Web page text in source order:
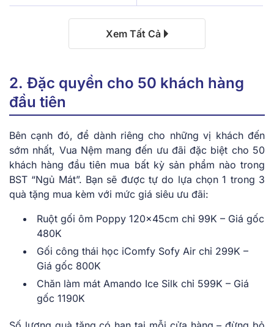
Xem Tất Cả
2. Đặc quyền cho 50 khách hàng
đầu tiên
Bên cạnh đó, để dành riêng cho những vị khách đến
sớm nhất, Vua Nệm mang đến ưu đãi đặc biệt cho 50
khách hàng đầu tiên mua bất kỳ sản phẩm nào trong
BST “Ngủ Mát”. Bạn sẽ được tự do lựa chọn 1 trong 3
quà tặng mua kèm với mức giá siêu ưu đãi:
Ruột gối ôm Poppy 120x45cm chỉ 99K – Giá gốc
480K
Gối công thái học iComfy Sofy Air chỉ 299K –
Giá gốc 800K
Chăn làm mát Amando Ice Silk chỉ 599K – Giá
gốc 1190K